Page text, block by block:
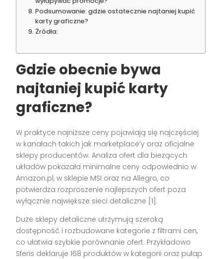
Podsumowanie: gdzie ostatecznie najtaniej kupić
karty graficzne?
Źródła:
Gdzie obecnie bywa
najtaniej kupić karty
graficzne?
W praktyce najniższe ceny pojawiają się najczęściej
w kanałach takich jak marketplace’y oraz oficjalne
sklepy producentów. Analiza ofert dla bieżących
układów pokazała minimalne ceny odpowiednio w
Amazon.pl, w sklepie MSI oraz na Allegro, co
potwierdza rozproszenie najlepszych ofert poza
wyłącznie największe sieci detaliczne [1].
Duże sklepy detaliczne utrzymują szeroką
dostępność i rozbudowane kategorie z filtrami cen,
co ułatwia szybkie porównanie ofert. Przykładowo
Sferis deklaruje 168 produktów w kategorii oraz pułap